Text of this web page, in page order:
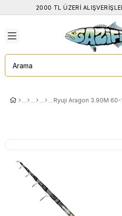
2000 TL ÜZERİ
Ryuji Aragon 3.90M 60-